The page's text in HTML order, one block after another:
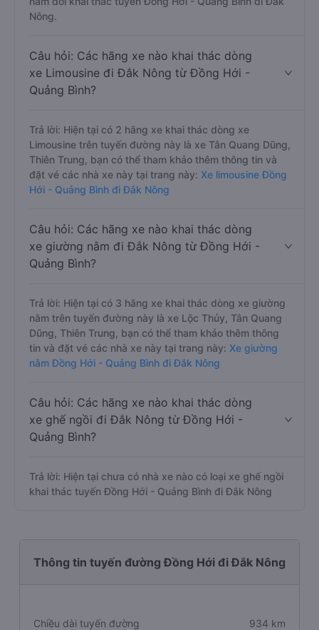
Nông.
Câu hỏi: Các hãng xe nào khai thác dòng
xe Limousine đi Đắk Nông từ Đồng Hới -
Quảng Bình?
Trả lời: Hiện tại có 2 hãng xe khai thác dòng xe
Limousine trên tuyến đường này là xe Tân Quang Dũng,
Thiên Trung, bạn có thể tham khảo thêm thông tin và
đặt vé các nhà xe này tại trang này: Xe limousine Đồng
Hới - Quảng Bình đi Đắk Nông
Câu hỏi: Các hãng xe nào khai thác dòng
xe giường nằm đi Đắk Nông từ Đồng Hới -
Quảng Bình?
Trả lời: Hiện tại có 3 hãng xe khai thác dòng xe giường
nằm trên tuyến đường này là xe Lộc Thủy, Tân Quang
Dũng, Thiên Trung, bạn có thể tham khảo thêm thông
tin và đặt vé các nhà xe này tại trang này: Xe giường
nằm Đồng Hới - Quảng Bình đi Đắk Nông
Câu hỏi: Các hãng xe nào khai thác dòng
xe ghế ngồi đi Đắk Nông từ Đồng Hới -
Quảng Bình?
Trả lời: Hiện tại chưa có nhà xe nào có loại xe ghế ngồi
khai thác tuyến Đồng Hới - Quảng Bình đi Đắk Nông
Thông tin tuyến đường Đồng Hới đi Đắk Nông
Chiều dài tuyến đường 934 km